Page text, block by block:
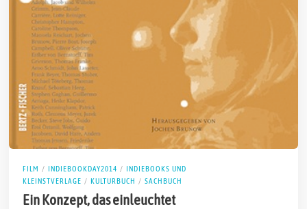
FILM / INDIEBOOKDAY2014 / INDIEBOOKS UND
KLEINSTVERLAGE / KULTURBUCH / SACHBUCH
Ein Konzept, das einleuchtet